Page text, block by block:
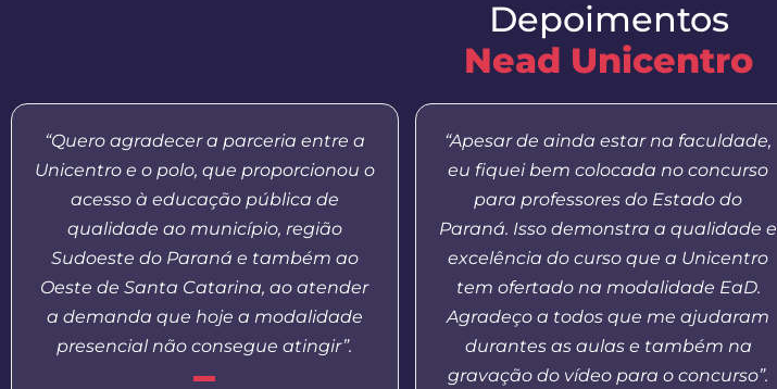
Depoimentos
Nead Unicentro
“Quero agradecer a parceria entre a
Unicentro e o polo, que proporcionou o
acesso à educação pública de
qualidade ao município, região
Sudoeste do Paraná e também ao
Oeste de Santa Catarina, ao atender
a demanda que hoje a modalidade
presencial não consegue atingir”.
“Apesar de ainda estar na faculdade,
eu fiquei bem colocada no concurso
para professores do Estado do
Paraná. Isso demonstra a qualidade e
excelência do curso que a Unicentro
tem ofertado na modalidade EaD.
Agradeço a todos que me ajudaram
durantes as aulas e também na
gravação do vídeo para o concurso”.